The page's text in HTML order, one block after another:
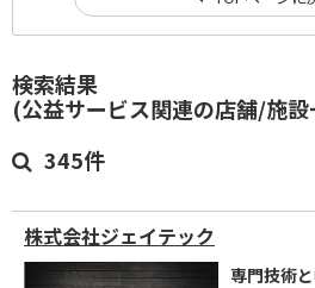
検索結果
(公益サービス関連の店舗/施設
345件
株式会社ジェイテック
専門技術